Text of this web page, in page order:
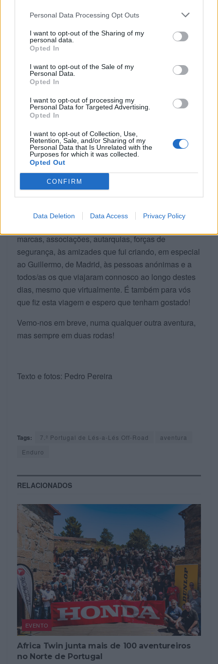
Personal Data Processing Opt Outs
I want to opt-out of the Sharing of my
personal data.
Opted In
I want to opt-out of the Sale of my
Personal Data.
Opted In
I want to opt-out of processing my
Personal Data for Targeted Advertising.
Opted In
I want to opt-out of Collection, Use,
Retention, Sale, and/or Sharing of my
Personal Data that Is Unrelated with the
Purposes for which it was collected.
Opted Out
CONFIRM
Data Deletion Data Access Privacy Policy
Tal como fizera no
respetivo baloiço, neste caso o das Pedreiras, em
Fanhões, concelho de Loures. Existem por aqui uns
fantásticos trilhos e a tentação…
Relativamente aos km’s percorridos, venho aqui e
agora apresentar os valores globais, desde que saí
de casa até ao regresso. A minha estimativa inicial
apontava para 1800 km! Afinal foram percorridos um
total de 1900 km’s! Uma minúscula derrapagem! de
quem é a culpa? Minha, obviamente!
Renovo os nossos agradecimentos às marcas que
nos apoiaram, em especial à Honda e à Multimoto,
marcas, associações, autarquias, forças de
segurança, às amizades que fui criando, em especial
ao Guillermo, de Madrid, às pessoas anónimas e a
todos/as os que viajaram connosco ao longo destes
dias, mesmo que virtualmente. É também para vós
que fiz esta viagem e espero que tenham gostado!
Vemo-nos em breve, numa qualquer outra aventura,
mas sempre em duas rodas!
Texto e fotos: Pedro Pereira
Tags: 7.º Portugal de Lés-a-Lés Off-Road
aventura
Enduro
RELACIONADOS
EVENTO
Africa Twin junta mais de 100 aventureiros
no Norte de Portugal